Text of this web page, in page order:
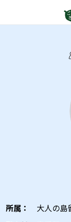
所属：
大人の島